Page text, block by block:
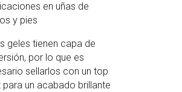
en uñas de
y pies
geles tienen capa de
por lo que es
sellarlos con un top
un acabado brillante